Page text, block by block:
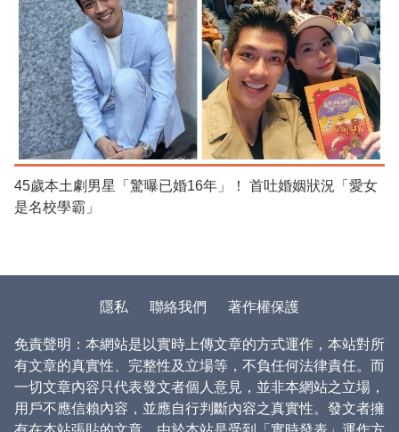
45歲本土劇男星「驚曝已婚16年」！ 首吐婚姻狀況「愛女
是名校學霸」
隱私 聯絡我們 著作權保護
免責聲明：本網站是以實時上傳文章的方式運作，本站對所
有文章的真實性、完整性及立場等，不負任何法律責任。而
一切文章內容只代表發文者個人意見，並非本網站之立場，
用戶不應信賴內容，並應自行判斷內容之真實性。發文者擁